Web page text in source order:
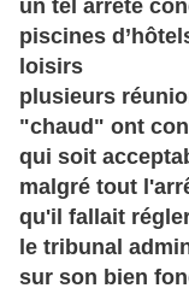
un tel arrêté
piscines
loisirs
plusieurs
"chaud" ont
qui soit
malgré tout
qu'il fallait
le tribunal
sur son bien